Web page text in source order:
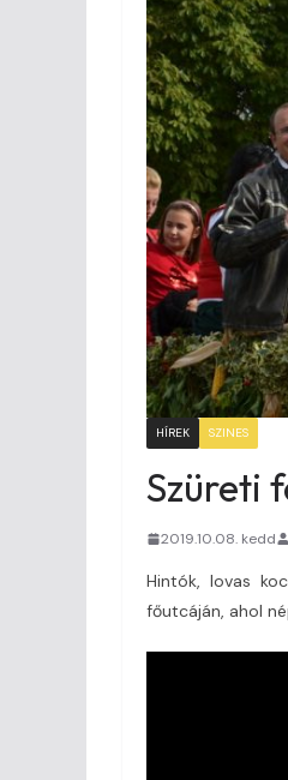
HÍREK SZINES
Szüreti
2019.10.08. kedd
Hintók, lovas
főutcáján, ahol